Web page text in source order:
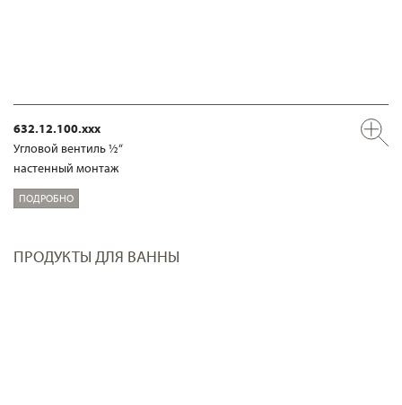
632.12.100.xxx
Угловой вентиль ½“
настенный монтаж
ПОДРОБНО
ПРОДУКТЫ ДЛЯ ВАННЫ